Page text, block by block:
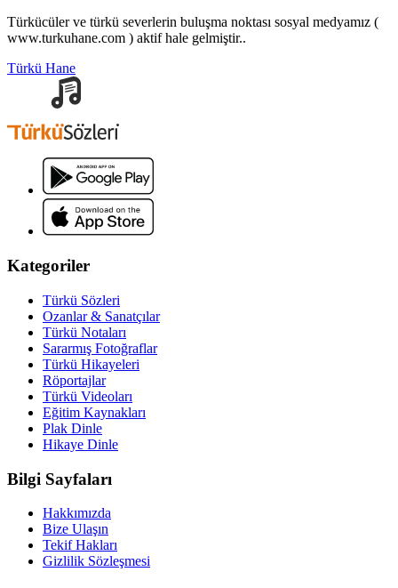
Türkücüler ve türkü severlerin buluşma noktası sosyal medyamız (
www.turkuhane.com ) aktif hale gelmiştir..
Türkü Hane
Kategoriler
Türkü Sözleri
Ozanlar & Sanatçılar
Türkü Notaları
Sararmış Fotoğraflar
Türkü Hikayeleri
Röportajlar
Türkü Videoları
Eğitim Kaynakları
Plak Dinle
Hikaye Dinle
Bilgi Sayfaları
Hakkımızda
Bize Ulaşın
Tekif Hakları
Gizlilik Sözleşmesi